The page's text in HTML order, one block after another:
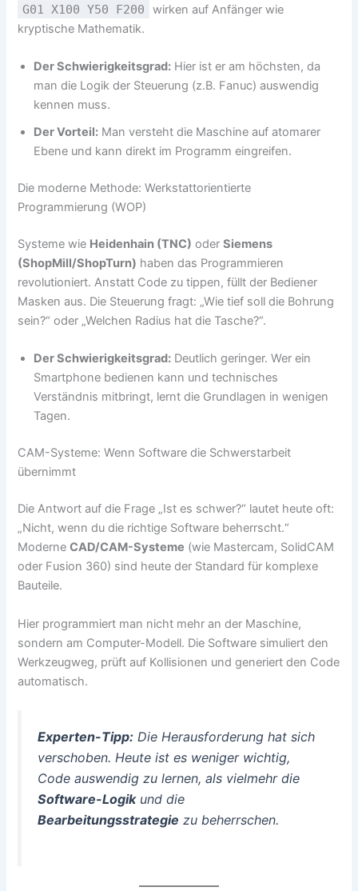
G01 X100 Y50 F200
wirken auf Anfänger wie
kryptische Mathematik.
Der Schwierigkeitsgrad: Hier ist er am höchsten, da
man die Logik der Steuerung (z.B. Fanuc) auswendig
kennen muss.
Der Vorteil: Man versteht die Maschine auf atomarer
Ebene und kann direkt im Programm eingreifen.
Die moderne Methode: Werkstattorientierte
Programmierung (WOP)
Systeme wie Heidenhain (TNC) oderSiemens
(ShopMill/ShopTurn) haben das Programmieren
revolutioniert. Anstatt Code zu tippen, füllt der Bediener
Masken aus. Die Steuerung fragt: „Wie tief soll die Bohrung
sein?“ oder „Welchen Radius hat die Tasche?“.
Der Schwierigkeitsgrad: Deutlich geringer. Wer ein
Smartphone bedienen kann und technisches
Verständnis mitbringt, lernt die Grundlagen in wenigen
Tagen.
CAM-Systeme: Wenn Software die Schwerstarbeit
übernimmt
Die Antwort auf die Frage „Ist es schwer?“ lautet heute oft:
„Nicht, wenn du die richtige Software beherrscht.“
ModerneCAD/CAM-Systeme (wie Mastercam, SolidCAM
oder Fusion 360) sind heute der Standard für komplexe
Bauteile.
Hier programmiert man nicht mehr an der Maschine,
sondern am Computer-Modell. Die Software simuliert den
Werkzeugweg, prüft auf Kollisionen und generiert den Code
automatisch.
Experten-Tipp: Die Herausforderung hat sich
verschoben. Heute ist es weniger wichtig,
Code auswendig zu lernen, als vielmehr die
Software-Logikund die
Bearbeitungsstrategie zu beherrschen.